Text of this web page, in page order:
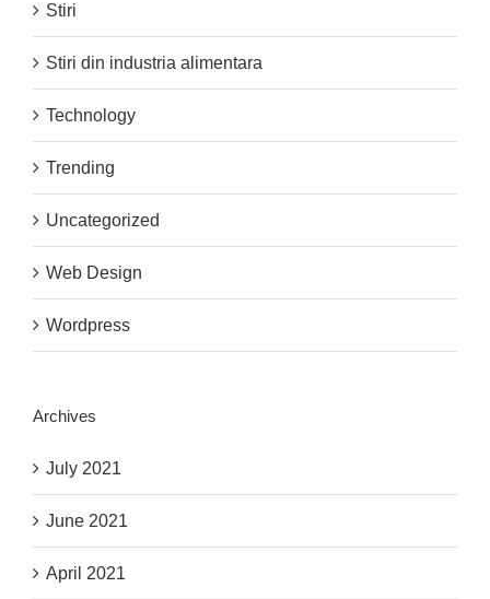
Stiri
Stiri din industria alimentara
Technology
Trending
Uncategorized
Web Design
Wordpress
Archives
July 2021
June 2021
April 2021